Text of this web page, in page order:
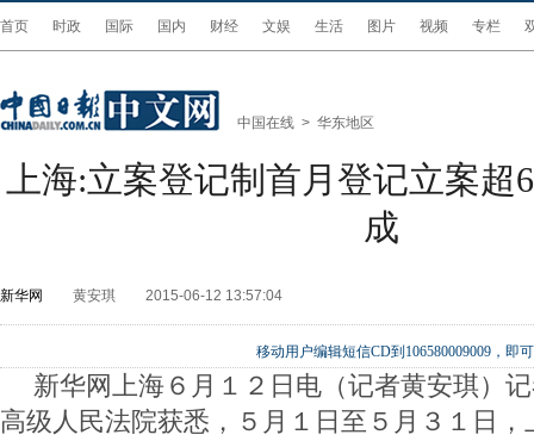
首页 时政 国际 国内 财经 文娱 生活 图片 视频 专栏
中国在线 > 华东地区
上海:立案登记制首月登记立案超
成
新华网 黄安琪 2015-06-12 13:57:04
移动用户编辑短信CD到106580009009，即
新华网上海６月１２日电（记者黄安琪）
高级人民法院获悉，５月１日至５月３１日